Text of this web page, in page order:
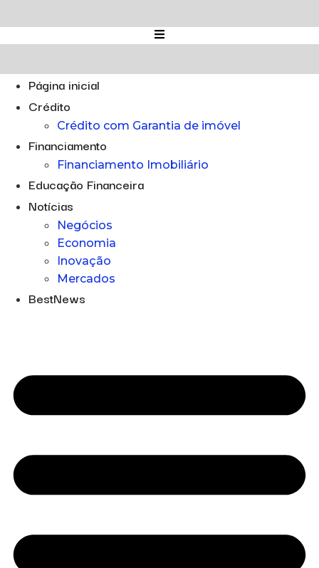
para
o
Página inicial
Crédito
Crédito com Garantia de imóvel
Financiamento
Financiamento Imobiliário
Educação Financeira
Notícias
Negócios
Economia
Inovação
Mercados
BestNews